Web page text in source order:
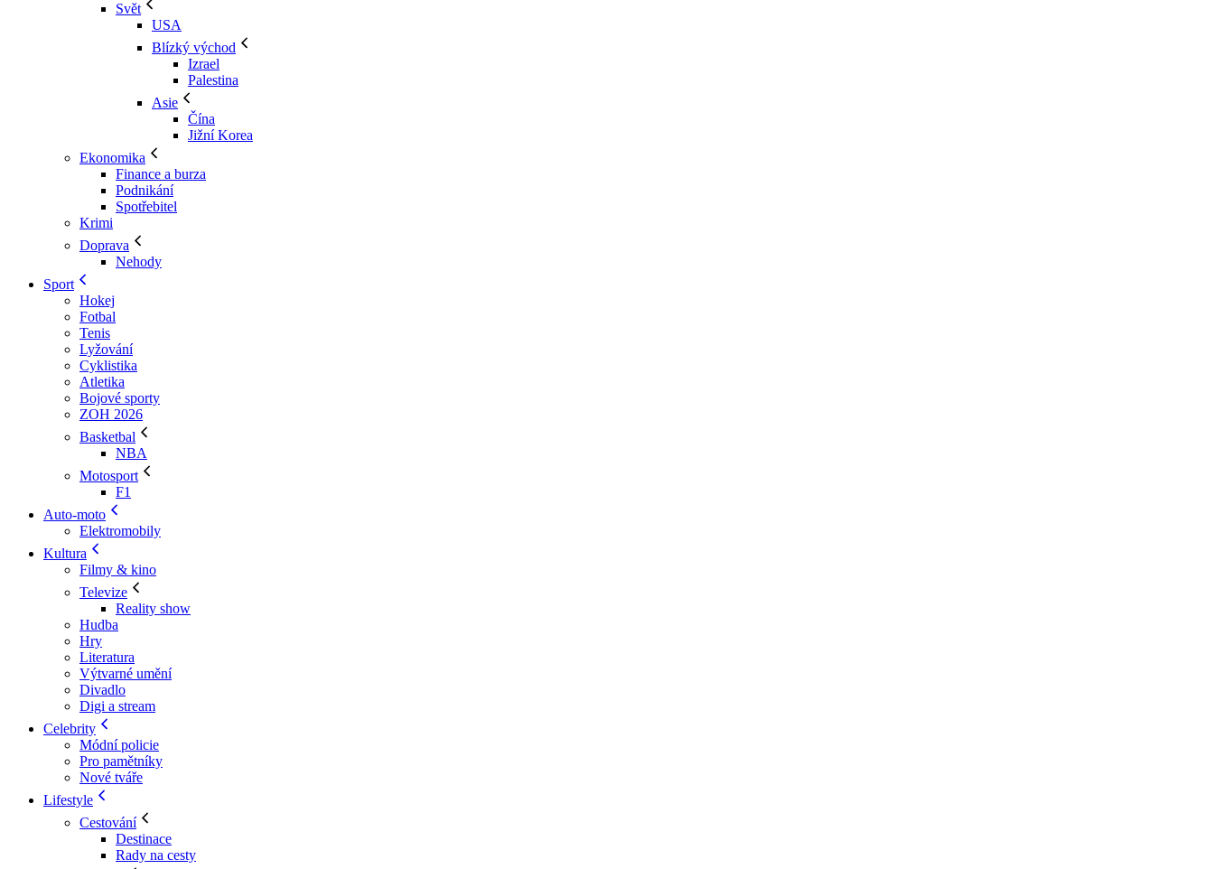
Svět
USA
Blízký východ
Izrael
Palestina
Asie
Čína
Jižní Korea
Ekonomika
Finance a burza
Podnikání
Spotřebitel
Krimi
Doprava
Nehody
Sport
Hokej
Fotbal
Tenis
Lyžování
Cyklistika
Atletika
Bojové sporty
ZOH 2026
Basketbal
NBA
Motosport
F1
Auto-moto
Elektromobily
Kultura
Filmy & kino
Televize
Reality show
Hudba
Hry
Literatura
Výtvarné umění
Divadlo
Digi a stream
Celebrity
Módní policie
Pro pamětníky
Nové tváře
Lifestyle
Cestování
Destinace
Rady na cesty